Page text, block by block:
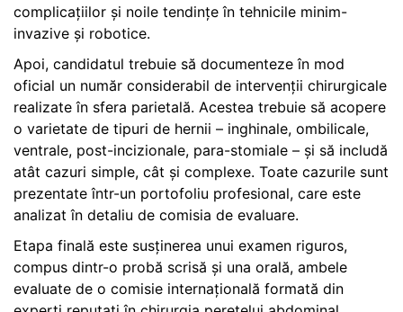
complicațiilor și noile tendințe în tehnicile minim-
invazive și robotice.
Apoi, candidatul trebuie să documenteze în mod
oficial un număr considerabil de intervenții chirurgicale
realizate în sfera parietală. Acestea trebuie să acopere
o varietate de tipuri de hernii – inghinale, ombilicale,
ventrale, post-incizionale, para-stomiale – și să includă
atât cazuri simple, cât și complexe. Toate cazurile sunt
prezentate într-un portofoliu profesional, care este
analizat în detaliu de comisia de evaluare.
Etapa finală este susținerea unui examen riguros,
compus dintr-o probă scrisă și una orală, ambele
evaluate de o comisie internațională formată din